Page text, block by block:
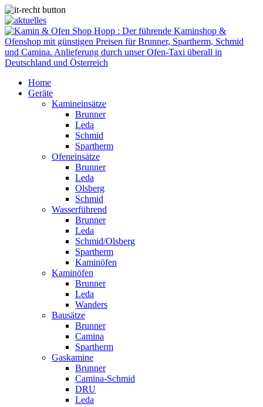
Home
Geräte
Kamineinsätze
Brunner
Leda
Schmid
Spartherm
Ofeneinsätze
Brunner
Leda
Olsberg
Schmid
Wasserführend
Brunner
Leda
Schmid/Olsberg
Spartherm
Kaminöfen
Kaminöfen
Brunner
Leda
Wanders
Bausätze
Brunner
Camina
Spartherm
Gaskamine
Brunner
Camina-Schmid
DRU
Leda